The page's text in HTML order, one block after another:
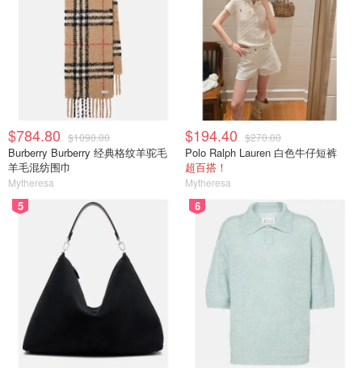
$784.80 $1090.00
Burberry Burberry 经典格纹羊驼毛
羊毛混纺围巾
Mytheresa
$194.40 $270.00
Polo Ralph Lauren 白色牛仔短裤
超百搭！
Mytheresa
5 6